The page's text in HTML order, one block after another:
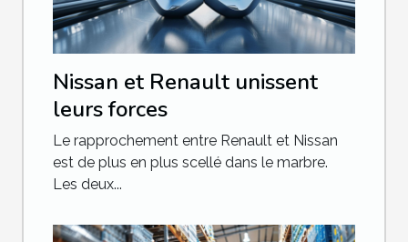
Nissan et Renault unissent
leurs forces
Le rapprochement entre Renault et Nissan
est de plus en plus scellé dans le marbre.
Les deux...